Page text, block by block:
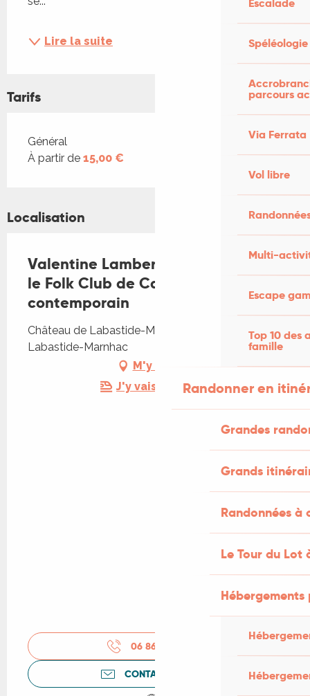
Escalade
Spéléologie
parcours
Via Ferrata
Vol libre
Multi-
Escape
Top 10 des
famille
Randonner en
Grandes
Grands
Randonnées
Le Tour du Lot
Lire la suite
Tarifs
Tarifs 2026
Général
À partir de 15,00 €
Localisation
Valentine Lambert en concert pour
le Folk Club de Cahors avec folk
contemporain
Château de Labastide-Marnhac, 46090
Labastide-Marnhac
M'y rendre
J'y vais en train !
06 86 06 85
CONTACTEZ-NOUS